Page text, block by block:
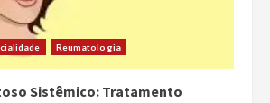
Reumatologia
Sistêmico: Tratamento